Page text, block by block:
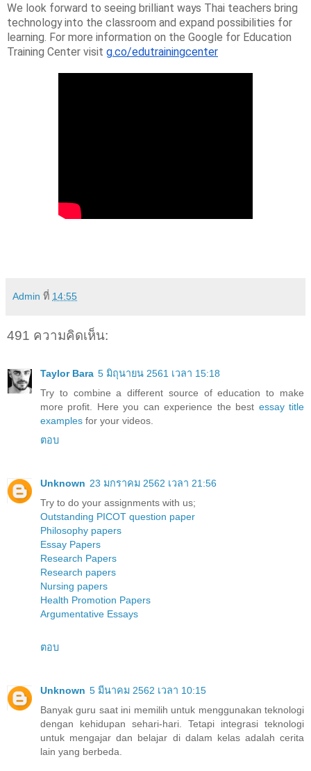
We look forward to seeing brilliant ways Thai teachers bring
technology into the classroom and expand possibilities for
learning. For more information on the Google for Education
Training Center visit g.co/edutrainingcenter
Admin ที่ 14:55
491 ความคิดเห็น:
Taylor Bara 5 มิถุนายน 2561 เวลา 15:18
Try to combine a different source of education to make
more profit. Here you can experience the best essay title
examples for your videos.
ตอบ
Unknown 23 มกราคม 2562 เวลา 21:56
Try to do your assignments with us;
Outstanding PICOT question paper
Philosophy papers
Essay Papers
Research Papers
Research papers
Nursing papers
Health Promotion Papers
Argumentative Essays
ตอบ
Unknown 5 มีนาคม 2562 เวลา 10:15
Banyak guru saat ini memilih untuk menggunakan teknologi
dengan kehidupan sehari-hari. Tetapi integrasi teknologi
untuk mengajar dan belajar di dalam kelas adalah cerita
lain yang berbeda.